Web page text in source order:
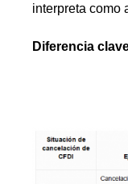
interpreta como
Diferencia